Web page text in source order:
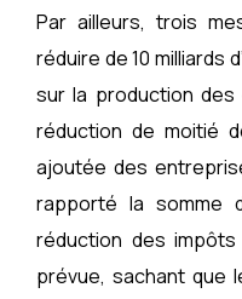
Par ailleurs, trois
réduire de 10 milliards
sur la production des
réduction de moitié
ajoutée des
rapporté la somme
réduction des
prévue, sachant que